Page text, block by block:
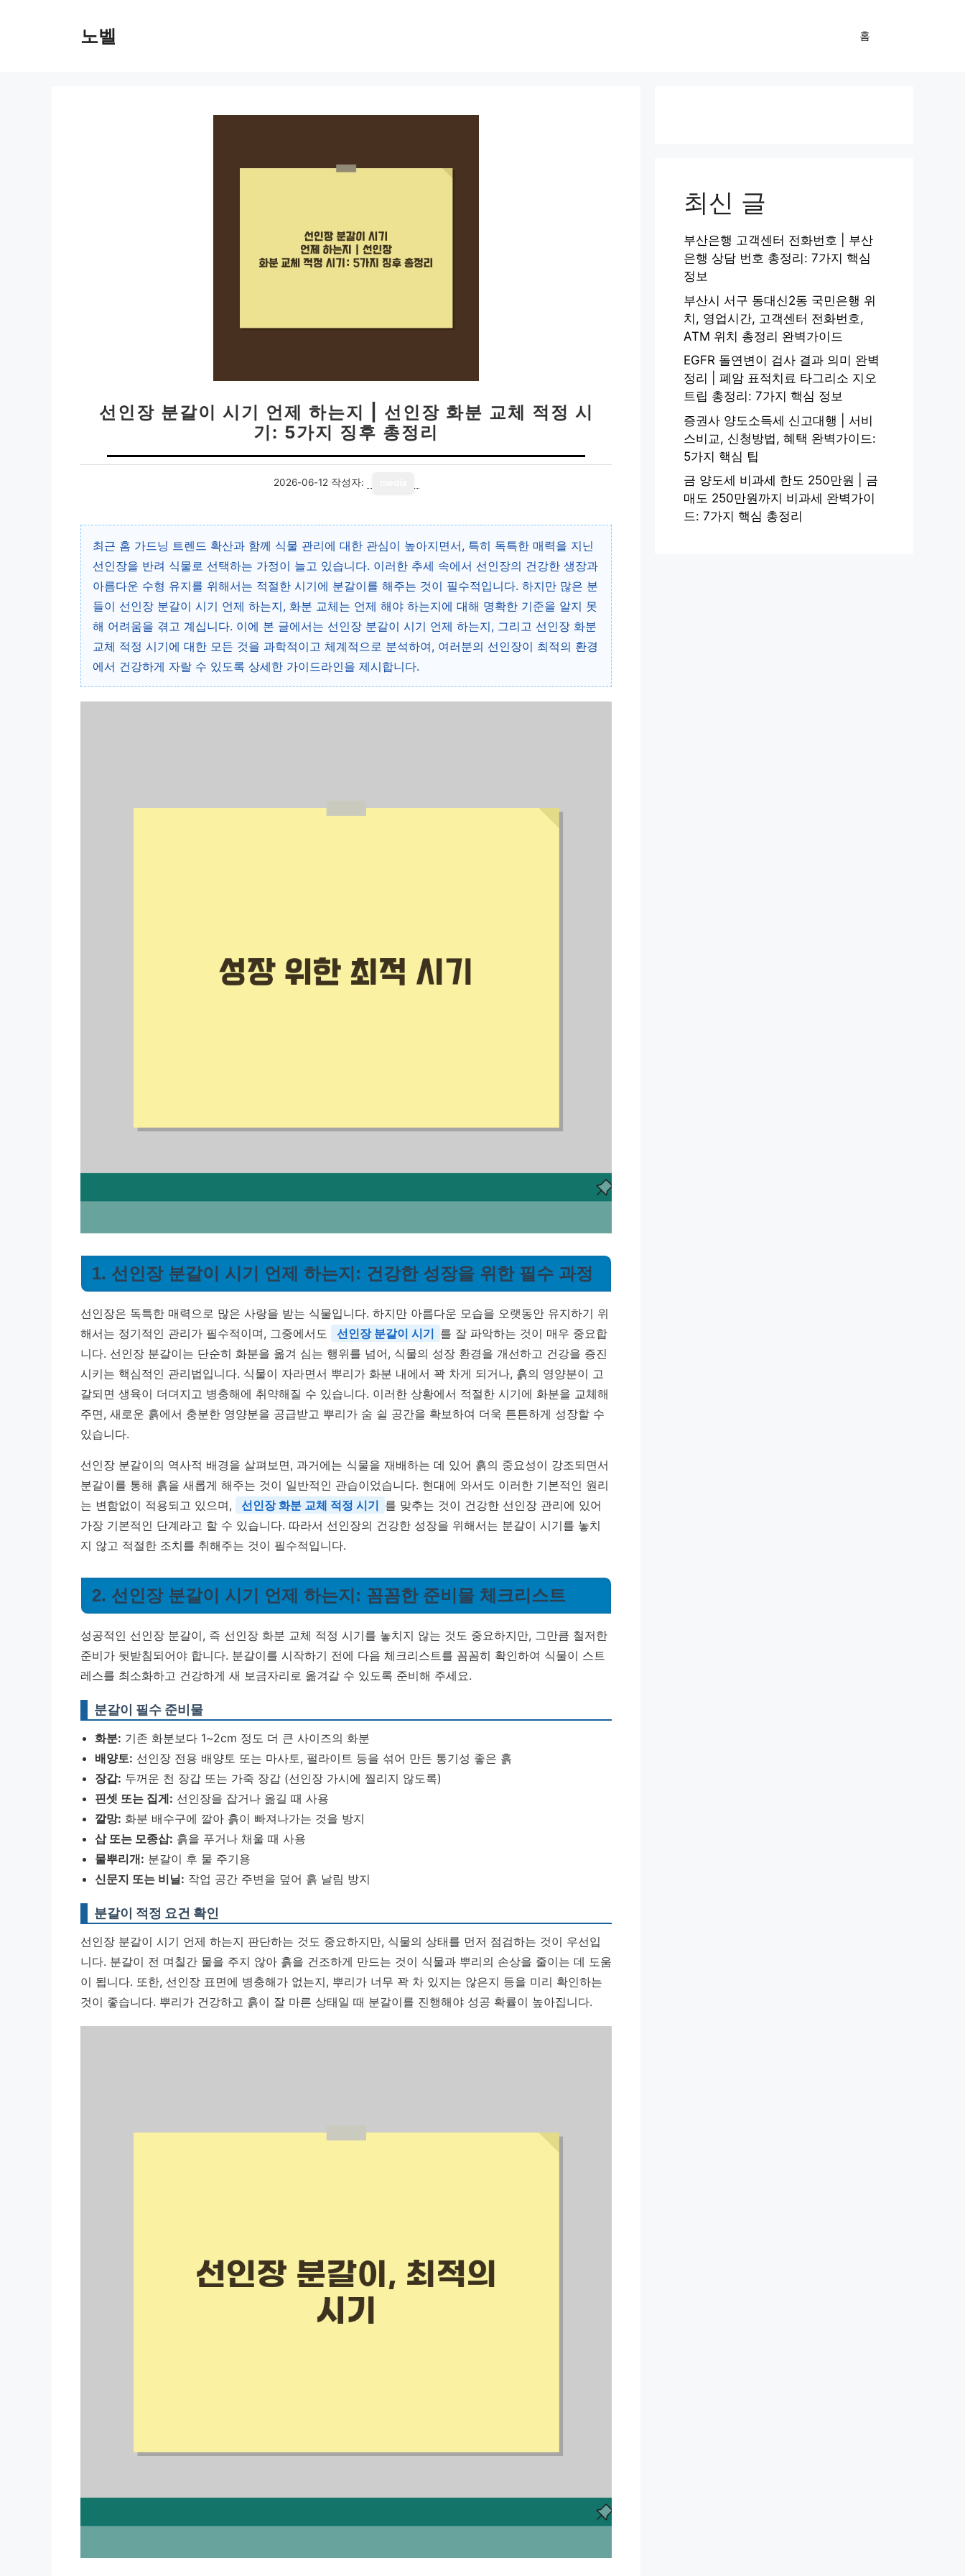
노벨 홈
선인장 분갈이 시기 언제 하는지 | 선인장 화분 교체 적정 시
기: 5가지 징후 총정리
2026-06-12 작성자:
최근 홈 가드닝 트렌드 확산과 함께 식물 관리에 대한 관심이 높아지면서, 특히 독특한 매력을 지닌
선인장을 반려 식물로 선택하는 가정이 늘고 있습니다. 이러한 추세 속에서 선인장의 건강한 생장과
아름다운 수형 유지를 위해서는 적절한 시기에 분갈이를 해주는 것이 필수적입니다. 하지만 많은 분
들이 선인장 분갈이 시기 언제 하는지, 화분 교체는 언제 해야 하는지에 대해 명확한 기준을 알지 못
해 어려움을 겪고 계십니다. 이에 본 글에서는 선인장 분갈이 시기 언제 하는지, 그리고 선인장 화분
교체 적정 시기에 대한 모든 것을 과학적이고 체계적으로 분석하여, 여러분의 선인장이 최적의 환경
에서 건강하게 자랄 수 있도록 상세한 가이드라인을 제시합니다.
1. 선인장 분갈이 시기 언제 하는지: 건강한 성장을 위한 필수 과정
선인장은 독특한 매력으로 많은 사랑을 받는 식물입니다. 하지만 아름다운 모습을 오랫동안 유지하기 위
해서는 정기적인 관리가 필수적이며, 그중에서도
선인장 분갈이 시기 를 잘 파악하는 것이 매우 중요합
니다. 선인장 분갈이는 단순히 화분을 옮겨 심는 행위를 넘어, 식물의 성장 환경을 개선하고 건강을 증진
시키는 핵심적인 관리법입니다. 식물이 자라면서 뿌리가 화분 내에서 꽉 차게 되거나, 흙의 영양분이 고
갈되면 생육이 더뎌지고 병충해에 취약해질 수 있습니다. 이러한 상황에서 적절한 시기에 화분을 교체해
주면, 새로운 흙에서 충분한 영양분을 공급받고 뿌리가 숨 쉴 공간을 확보하여 더욱 튼튼하게 성장할 수
있습니다.
선인장 분갈이의 역사적 배경을 살펴보면, 과거에는 식물을 재배하는 데 있어 흙의 중요성이 강조되면서
분갈이를 통해 흙을 새롭게 해주는 것이 일반적인 관습이었습니다. 현대에 와서도 이러한 기본적인 원리
는 변함없이 적용되고 있으며,
선인장 화분 교체 적정 시기 를 맞추는 것이 건강한 선인장 관리에 있어
가장 기본적인 단계라고 할 수 있습니다. 따라서 선인장의 건강한 성장을 위해서는 분갈이 시기를 놓치
지 않고 적절한 조치를 취해주는 것이 필수적입니다.
2. 선인장 분갈이 시기 언제 하는지: 꼼꼼한 준비물 체크리스트
성공적인 선인장 분갈이, 즉 선인장 화분 교체 적정 시기를 놓치지 않는 것도 중요하지만, 그만큼 철저한
준비가 뒷받침되어야 합니다. 분갈이를 시작하기 전에 다음 체크리스트를 꼼꼼히 확인하여 식물이 스트
레스를 최소화하고 건강하게 새 보금자리로 옮겨갈 수 있도록 준비해 주세요.
분갈이 필수 준비물
화분: 기존 화분보다 1~2cm 정도 더 큰 사이즈의 화분
배양토: 선인장 전용 배양토 또는 마사토, 펄라이트 등을 섞어 만든 통기성 좋은 흙
장갑: 두꺼운 천 장갑 또는 가죽 장갑 (선인장 가시에 찔리지 않도록)
핀셋 또는 집게: 선인장을 잡거나 옮길 때 사용
깔망: 화분 배수구에 깔아 흙이 빠져나가는 것을 방지
삽 또는 모종삽: 흙을 푸거나 채울 때 사용
물뿌리개: 분갈이 후 물 주기용
신문지 또는 비닐: 작업 공간 주변을 덮어 흙 날림 방지
분갈이 적정 요건 확인
선인장 분갈이 시기 언제 하는지 판단하는 것도 중요하지만, 식물의 상태를 먼저 점검하는 것이 우선입
니다. 분갈이 전 며칠간 물을 주지 않아 흙을 건조하게 만드는 것이 식물과 뿌리의 손상을 줄이는 데 도움
이 됩니다. 또한, 선인장 표면에 병충해가 없는지, 뿌리가 너무 꽉 차 있지는 않은지 등을 미리 확인하는
것이 좋습니다. 뿌리가 건강하고 흙이 잘 마른 상태일 때 분갈이를 진행해야 성공 확률이 높아집니다.
최신 글
부산은행 고객센터 전화번호 | 부산
은행 상담 번호 총정리: 7가지 핵심
정보
부산시 서구 동대신2동 국민은행 위
치, 영업시간, 고객센터 전화번호,
ATM 위치 총정리 완벽가이드
EGFR 돌연변이 검사 결과 의미 완벽
정리 | 폐암 표적치료 타그리소 지오
트립 총정리: 7가지 핵심 정보
증권사 양도소득세 신고대행 | 서비
스비교, 신청방법, 혜택 완벽가이드:
5가지 핵심 팁
금 양도세 비과세 한도 250만원 | 금
매도 250만원까지 비과세 완벽가이
드: 7가지 핵심 총정리